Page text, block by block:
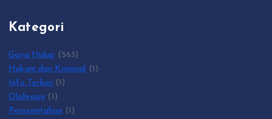
Kategori
Gaya Hidup (563)
Hukum dan Kriminal
(1)
Info Terkini (1)
Olahraga (1)
Pemerintahan (1)